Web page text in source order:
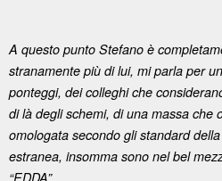
A questo punto Stefano è
stranamente più di lui, mi parla per
ponteggi, dei colleghi che
di là degli schemi, di una massa che
omologata secondo gli standard
estranea, insomma sono nel bel